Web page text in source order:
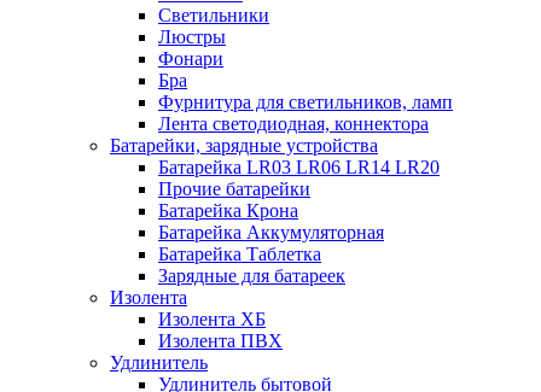
Светильники
Люстры
Фонари
Бра
Фурнитура для светильников, ламп
Лента светодиодная, коннектора
Батарейки, зарядные устройства
Батарейка LR03 LR06 LR14 LR20
Прочие батарейки
Батарейка Крона
Батарейка Аккумуляторная
Батарейка Таблетка
Зарядные для батареек
Изолента
Изолента ХБ
Изолента ПВХ
Удлинитель
Удлинитель бытовой